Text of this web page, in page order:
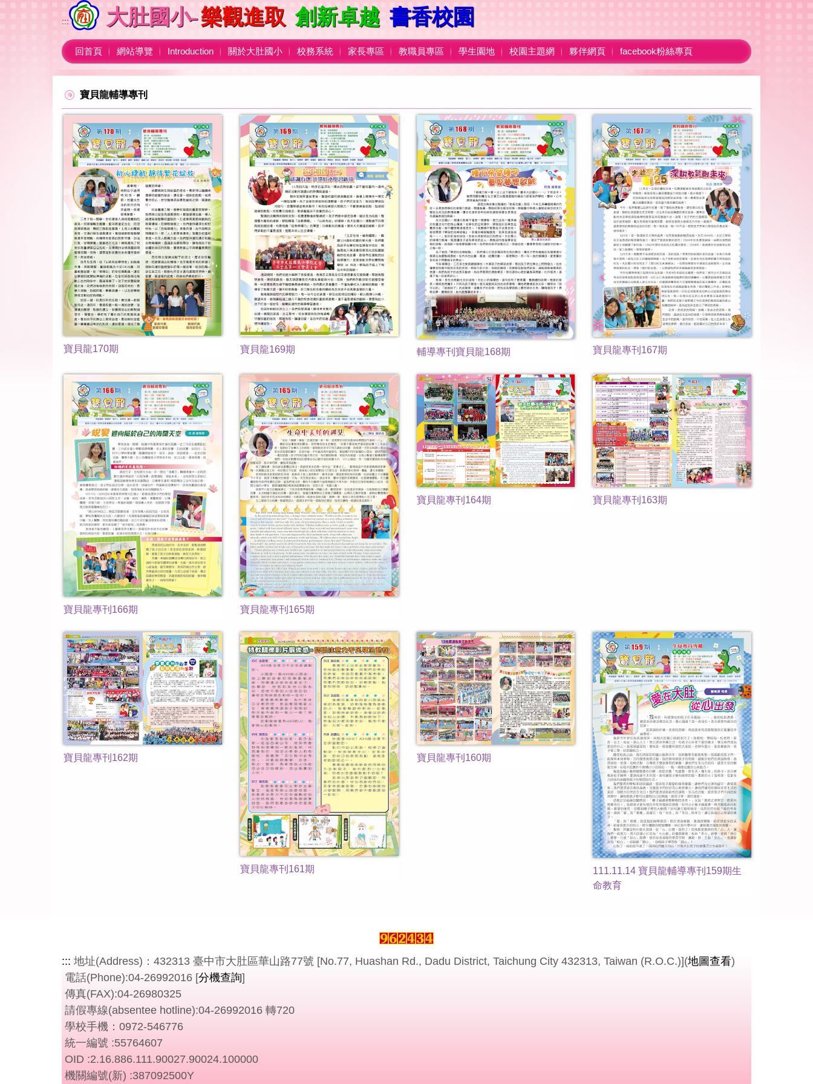
::: 大肚國小-樂觀進取 創新卓越 書香校園
回首頁 網站導覽 Introduction 關於大肚國小 校務系統 家長專區 教職員專區 學生園地 校園主題網 夥伴網頁 facebook粉絲專頁
寶貝龍輔導專刊
寶貝龍170期 寶貝龍169期 輔導專刊寶貝龍168期 寶貝龍專刊167期
寶貝龍專刊166期 寶貝龍專刊165期
寶貝龍專刊164期 寶貝龍專刊163期
寶貝龍專刊162期
寶貝龍專刊161期
寶貝龍專刊160期
111.11.14 寶貝龍輔導專刊159期生
命教育
::: 地址(Address)：432313 臺中市大肚區華山路77號 [No.77, Huashan Rd., Dadu District, Taichung City 432313, Taiwan (R.O.C.)](地圖查看)
電話(Phone):04-26992016 [分機查詢]
傳真(FAX):04-26980325
請假專線(absentee hotline):04-26992016 轉720
學校手機：0972-546776
統一編號 :55764607
OID :2.16.886.111.90027.90024.100000
機關編號(新) :387092500Y